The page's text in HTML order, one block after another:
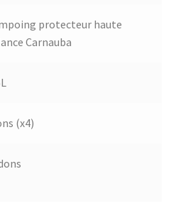
protecteur haute
Carnauba
(x4)